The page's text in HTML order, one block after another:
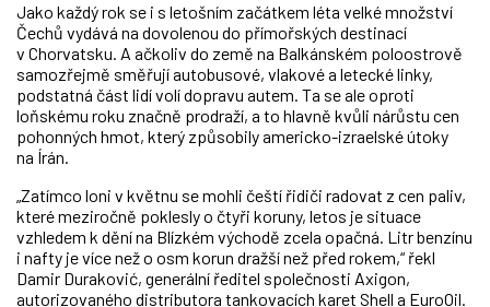
Jako každý rok se i s letošním začátkem léta velké množství
Čechů vydává na dovolenou do přímořských destinací
v Chorvatsku. A ačkoliv do země na Balkánském poloostrově
samozřejmě směřují autobusové, vlakové a letecké linky,
podstatná část lidí volí dopravu autem. Ta se ale oproti
loňskému roku značně prodraží, a to hlavně kvůli nárůstu cen
pohonných hmot, který způsobily americko-izraelské útoky
na Írán.
„Zatímco loni v květnu se mohli čeští řidiči radovat z cen paliv,
které meziročně poklesly o čtyři koruny, letos je situace
vzhledem k dění na Blízkém východě zcela opačná. Litr benzínu
i nafty je více než o osm korun dražší než před rokem,“ řekl
Damir Duraković, generální ředitel společnosti Axigon,
autorizovaného distributora tankovacích karet Shell a EuroOil.